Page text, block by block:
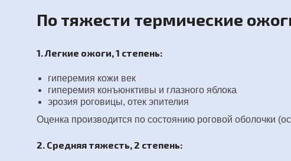
По тяжести термические
1. Легкие ожоги, 1 степень:
гиперемия кожи век
гиперемия конъюнктивы и глазного яблока
эрозия роговицы, отек эпителия
Оценка производится по состоянию роговой оболочки
2. Средняя тяжесть, 2 степень: